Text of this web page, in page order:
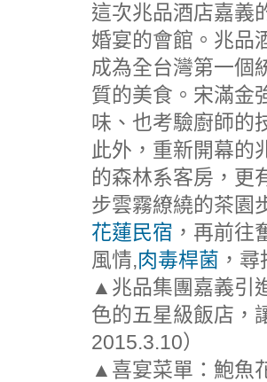
這次兆品酒店嘉義
婚宴的會館。兆品
成為全台灣第一個
質的美食。宋滿金
味、也考驗廚師的
此外，重新開幕的
的森林系客房，更
步雲霧繚繞的茶園
花蓮民宿 ，再前
風情,肉毒桿菌 ，
▲兆品集團嘉義引
色的五星級飯店，
2015.3.10）
▲喜宴菜單：鮑魚